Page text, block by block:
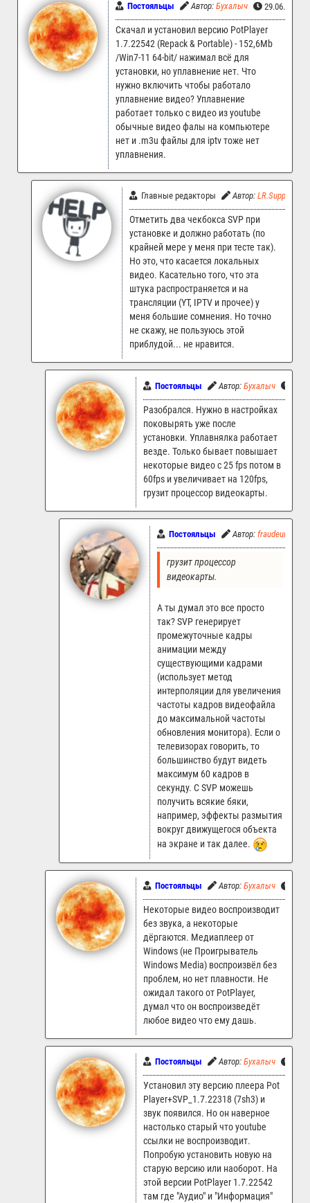
Постояльцы Автор: Бухалыч 29.06.2025
Скачал и установил версию PotPlayer
1.7.22542 (Repack & Portable) - 152,6Mb
/Win7-11 64-bit/ нажимал всё для
установки, но уплавнение нет. Что
нужно включить чтобы работало
уплавнение видео? Уплавнение
работает только с видео из youtube
обычные видео фалы на компьютере
нет и .m3u файлы для iptv тоже нет
уплавнения.
Главные редакторы Автор: LR.Support
Отметить два чекбокса SVP при
установке и должно работать (по
крайней мере у меня при тесте так).
Но это, что касается локальных
видео. Касательно того, что эта
штука распространяется и на
трансляции (YT, IPTV и прочее) у
меня большие сомнения. Но точно
не скажу, не пользуюсь этой
приблудой... не нравится.
Постояльцы Автор: Бухалыч
Разобрался. Нужно в настройках
поковырять уже после
установки. Уплавнялка работает
везде. Только бывает повышает
некоторые видео с 25 fps потом в
60fps и увеличивает на 120fps,
грузит процессор видеокарты.
Постояльцы Автор: fraudeur
грузит процессор
видеокарты.
А ты думал это все просто
так? SVP генерирует
промежуточные кадры
анимации между
существующими кадрами
(использует метод
интерполяции для увеличения
частоты кадров видеофайла
до максимальной частоты
обновления монитора). Если о
телевизорах говорить, то
большинство будут видеть
максимум 60 кадров в
секунду. С SVP можешь
получить всякие бяки,
например, эффекты размытия
вокруг движущегося объекта
на экране и так далее.
Постояльцы Автор: Бухалыч
Некоторые видео воспроизводит
без звука, а некоторые
дёргаются. Медиаплеер от
Windows (не Проигрыватель
Windows Media) воспроизвёл без
проблем, но нет плавности. Не
ожидал такого от PotPlayer,
думал что он воспроизведёт
любое видео что ему дашь.
Постояльцы Автор: Бухалыч
Установил эту версию плеера Pot
Player+SVP_1.7.22318 (7sh3) и
звук появился. Но он наверное
настолько старый что youtube
ссылки не воспроизводит.
Попробую установить новую на
старую версию или наоборот. На
этой версии PotPlayer 1.7.22542
там где "Аудио" и "Информация"